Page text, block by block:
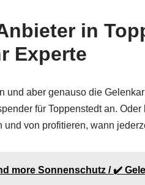
in
Experte
und aber genauso die
für Toppenstedt an.
von profitieren, wann
more Sonnenschutz / ✔️